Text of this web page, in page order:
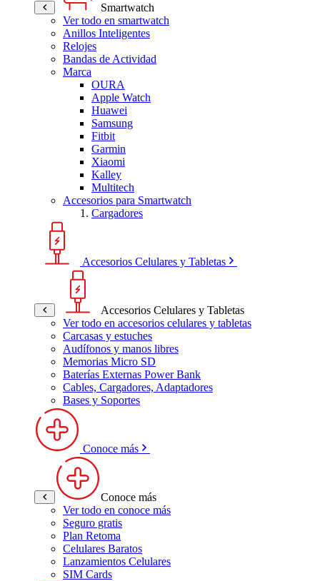
Smartwatch
Ver todo en smartwatch
Anillos Inteligentes
Relojes
Bandas de Actividad
Marca
OURA
Apple Watch
Huawei
Samsung
Fitbit
Garmin
Xiaomi
Kalley
Multitech
Accesorios para Smartwatch
Cargadores
Accesorios Celulares y Tabletas
Accesorios Celulares y Tabletas
Ver todo en accesorios celulares y tabletas
Carcasas y estuches
Audífonos y manos libres
Memorias Micro SD
Baterías Externas Power Bank
Cables, Cargadores, Adaptadores
Bases y Soportes
Conoce más
Conoce más
Ver todo en conoce más
Seguro gratis
Plan Retoma
Celulares Baratos
Lanzamientos Celulares
SIM Cards